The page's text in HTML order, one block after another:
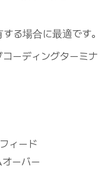
る場合に最適です。
ーディングターミナ
ィード
ーバー